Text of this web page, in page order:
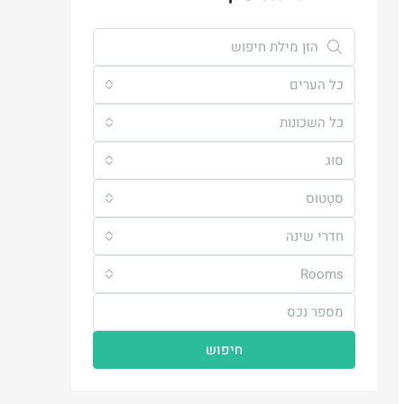
כל הערים
כל השכונות
סוּג
סטָטוּס
חדרי שינה
Rooms
חיפוש